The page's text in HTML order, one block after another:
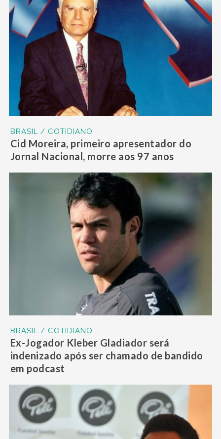
BRASIL / COTIDIANO
Cid Moreira, primeiro apresentador do
Jornal Nacional, morre aos 97 anos
BRASIL / COTIDIANO
Ex-Jogador Kleber Gladiador será
indenizado após ser chamado de bandido
em podcast